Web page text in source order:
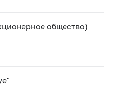
общество)